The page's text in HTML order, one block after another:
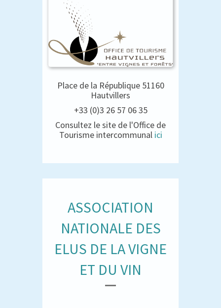
Place de la République 51160
Hautvillers
+33 (0)3 26 57 06 35
Consultez le site de l'Office de
Tourisme intercommunal ici
ASSOCIATION
NATIONALE DES
ELUS DE LA VIGNE
ET DU VIN